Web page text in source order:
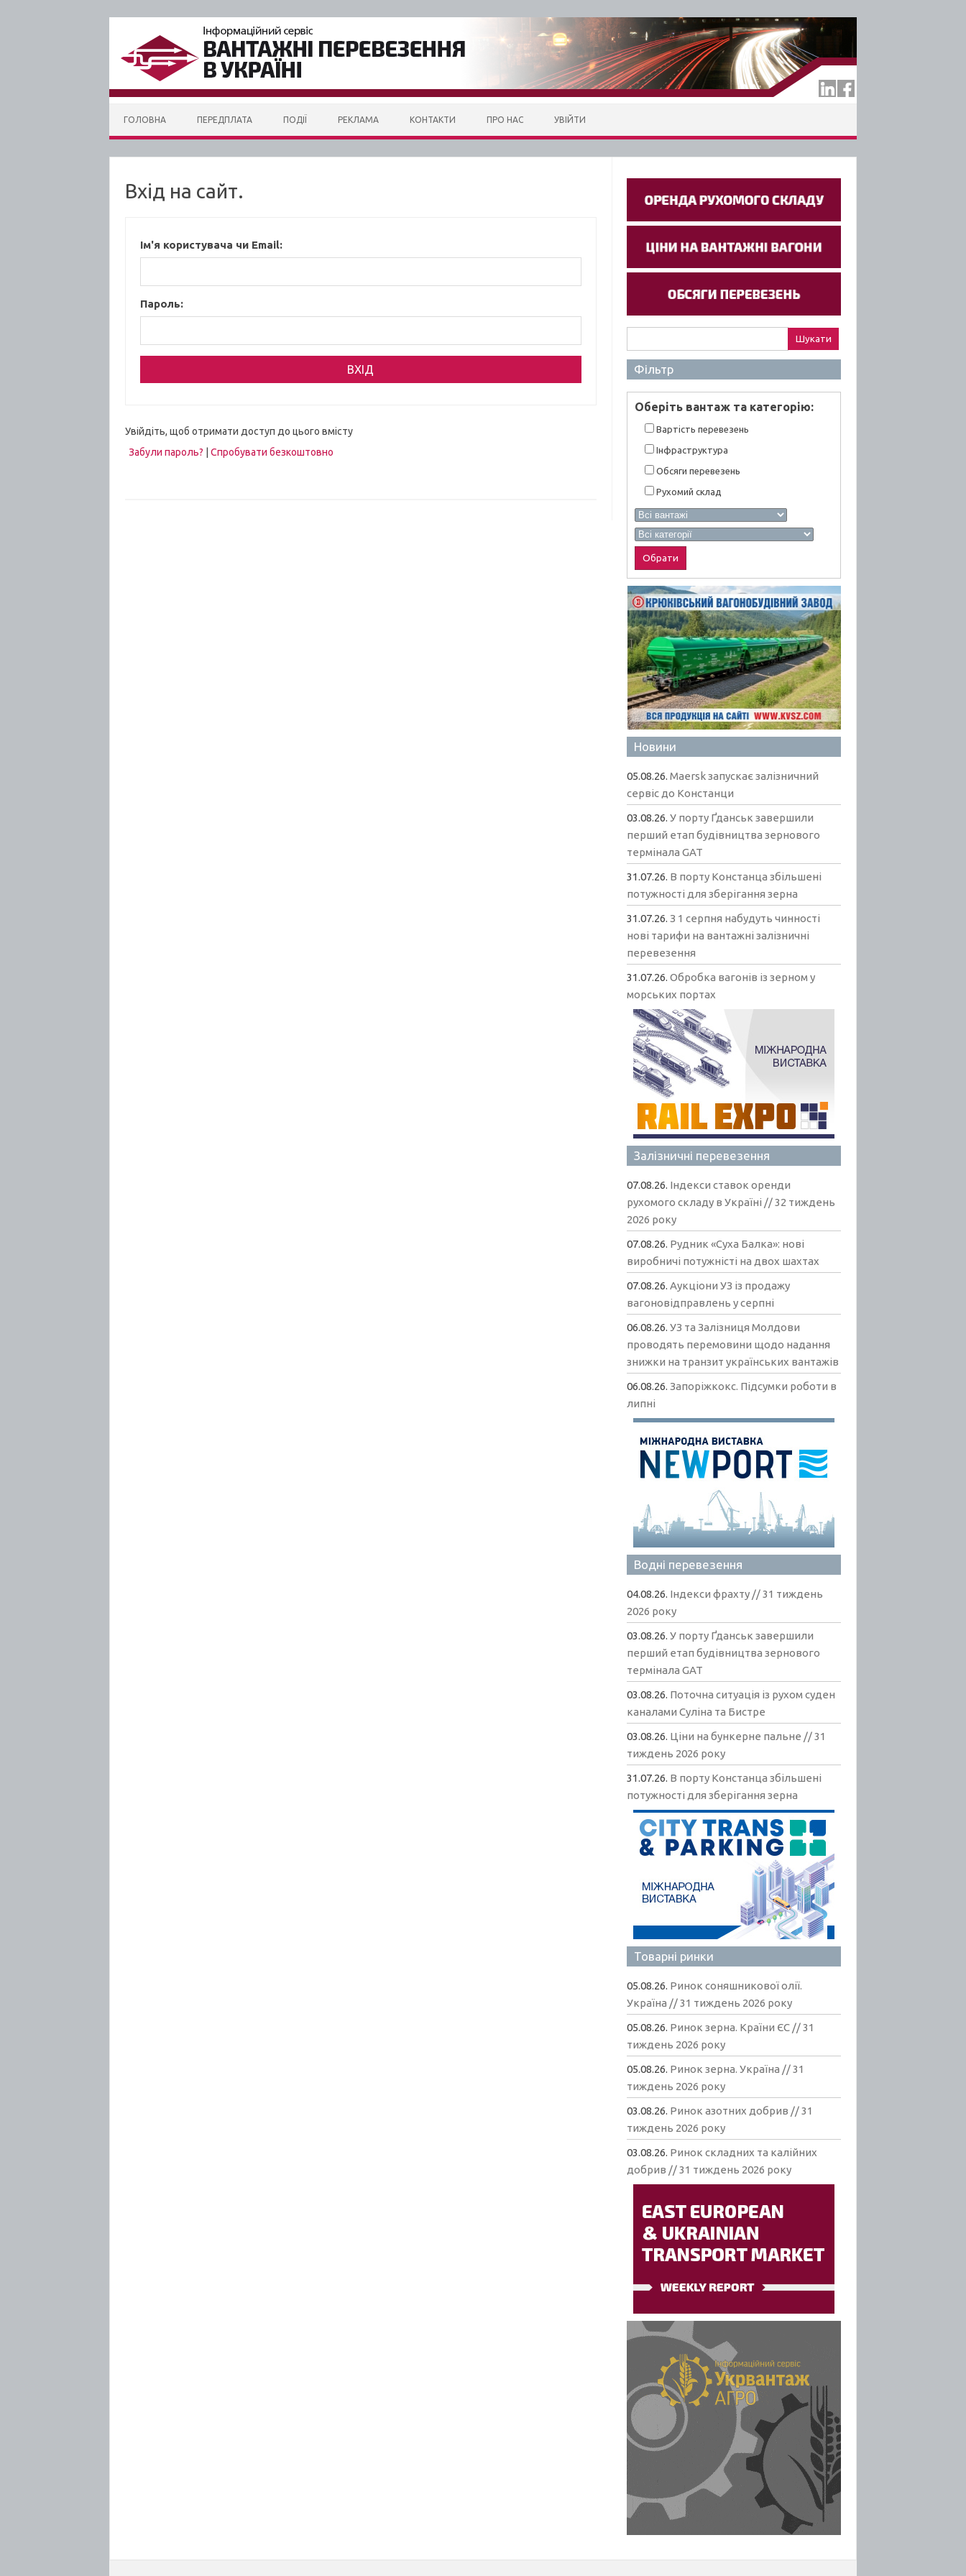
ГОЛОВНА ПЕРЕДПЛАТА ПОДІЇ РЕКЛАМА КОНТАКТИ ПРО НАС УВІЙТИ
Вхід на сайт.
Ім'я користувача чи Email:
Пароль:
Увійдіть, щоб отримати доступ до цього вмісту
Забули пароль?
Спробувати безкоштовно
Фільтр
Оберiть вантаж та категорiю:
Вартiсть перевезень
Інфраструктура
Обсяги перевезень
Рухомий склад
Новини
05.08.26.Maersk запускає залізничний
сервіс до Констанци
03.08.26.У порту Ґданськ завершили
перший етап будівництва зернового
термінала GAT
31.07.26. В порту Констанца збільшені
потужності для зберігання зерна
31.07.26.З 1 серпня набудуть чинності
нові тарифи на вантажні залізничні
перевезення
31.07.26.Обробка вагонів із зерном у
морських портах
Залізничні перевезення
07.08.26. Індекси ставок оренди
рухомого складу в Україні // 32 тиждень
2026 року
07.08.26. Рудник «Суха Балка»: нові
виробничі потужністі на двох шахтах
07.08.26.Аукціони УЗ із продажу
вагоновідправлень у серпні
06.08.26.УЗ та Залізниця Молдови
проводять перемовини щодо надання
знижки на транзит українських вантажів
06.08.26.Запоріжкокс. Підсумки роботи в
липні
Водні перевезення
04.08.26. Індекси фрахту // 31 тиждень
2026 року
03.08.26.У порту Ґданськ завершили
перший етап будівництва зернового
термінала GAT
03.08.26. Поточна ситуація із рухом суден
каналами Суліна та Бистре
03.08.26. Ціни на бункерне пальне // 31
тиждень 2026 року
31.07.26. В порту Констанца збільшені
потужності для зберігання зерна
Товарні ринки
05.08.26. Ринок соняшникової олії.
Україна // 31 тиждень 2026 року
05.08.26. Ринок зерна. Країни ЄС // 31
тиждень 2026 року
05.08.26. Ринок зерна. Україна // 31
тиждень 2026 року
03.08.26. Ринок азотних добрив // 31
тиждень 2026 року
03.08.26. Ринок складних та калійних
добрив // 31 тиждень 2026 року